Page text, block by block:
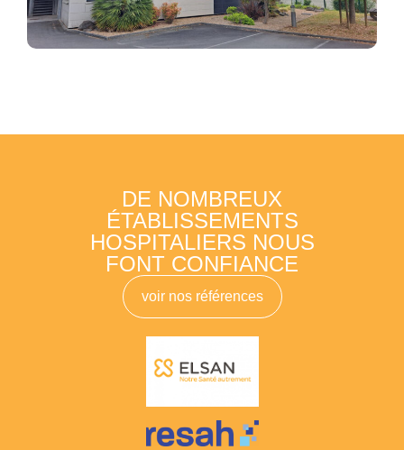
DE NOMBREUX
ÉTABLISSEMENTS
HOSPITALIERS NOUS
FONT CONFIANCE
voir nos références